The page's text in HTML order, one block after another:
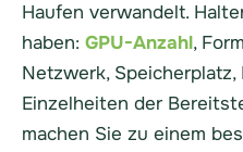
Haufen verwandelt.
haben: GPU-Anzahl,
Netzwerk, Speicherplatz,
Einzelheiten der
machen Sie zu einem